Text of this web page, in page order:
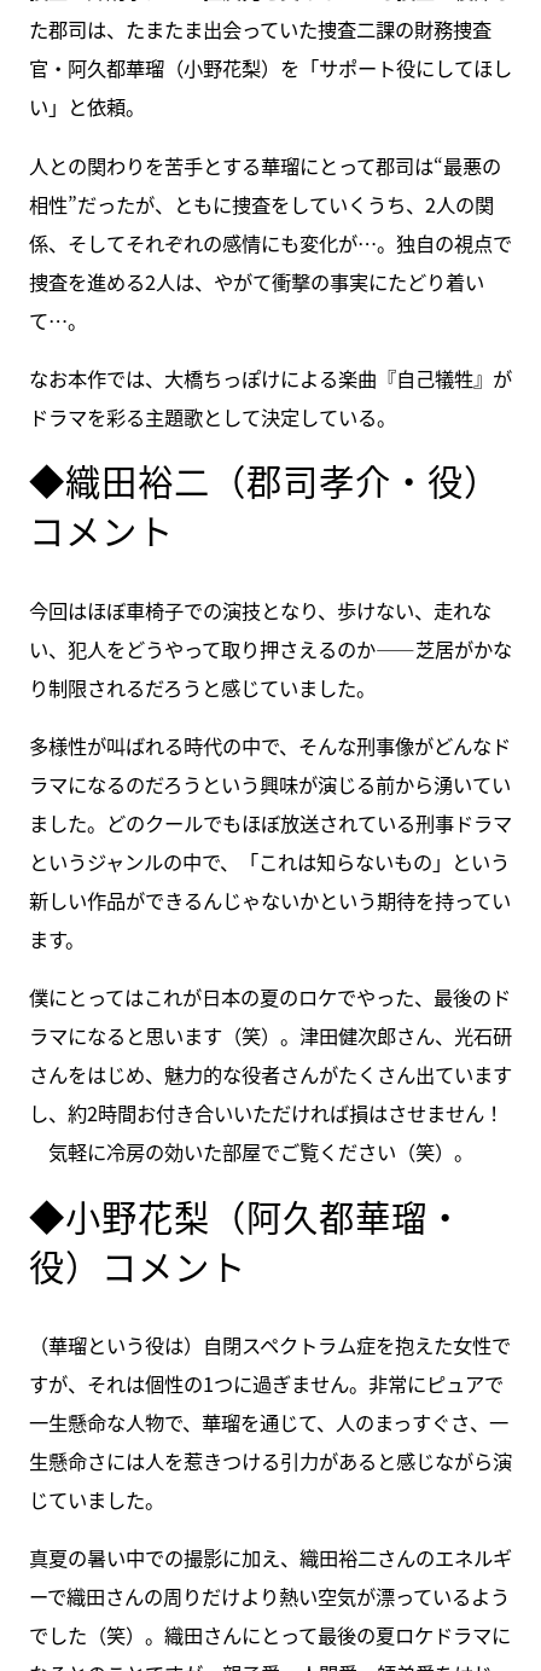
た郡司は、たまたま出会っていた捜査二課の財務捜査
官・阿久都華瑠（小野花梨）を「サポート役にしてほし
い」と依頼。
人との関わりを苦手とする華瑠にとって郡司は“最悪の
相性”だったが、ともに捜査をしていくうち、2人の関
係、そしてそれぞれの感情にも変化が…。独自の視点で
捜査を進める2人は、やがて衝撃の事実にたどり着い
て…。
なお本作では、大橋ちっぽけによる楽曲『自己犠牲』が
ドラマを彩る主題歌として決定している。
◆織田裕二（郡司孝介・役）
コメント
今回はほぼ車椅子での演技となり、歩けない、走れな
い、犯人をどうやって取り押さえるのか——芝居がかな
り制限されるだろうと感じていました。
多様性が叫ばれる時代の中で、そんな刑事像がどんなド
ラマになるのだろうという興味が演じる前から湧いてい
ました。どのクールでもほぼ放送されている刑事ドラマ
というジャンルの中で、「これは知らないもの」という
新しい作品ができるんじゃないかという期待を持ってい
ます。
僕にとってはこれが日本の夏のロケでやった、最後のド
ラマになると思います（笑）。津田健次郎さん、光石研
さんをはじめ、魅力的な役者さんがたくさん出ています
し、約2時間お付き合いいただければ損はさせません！
気軽に冷房の効いた部屋でご覧ください（笑）。
◆小野花梨（阿久都華瑠・
役）コメント
（華瑠という役は）自閉スペクトラム症を抱えた女性で
すが、それは個性の1つに過ぎません。非常にピュアで
一生懸命な人物で、華瑠を通じて、人のまっすぐさ、一
生懸命さには人を惹きつける引力があると感じながら演
じていました。
真夏の暑い中での撮影に加え、織田裕二さんのエネルギ
ーで織田さんの周りだけより熱い空気が漂っているよう
でした（笑）。織田さんにとって最後の夏ロケドラマに